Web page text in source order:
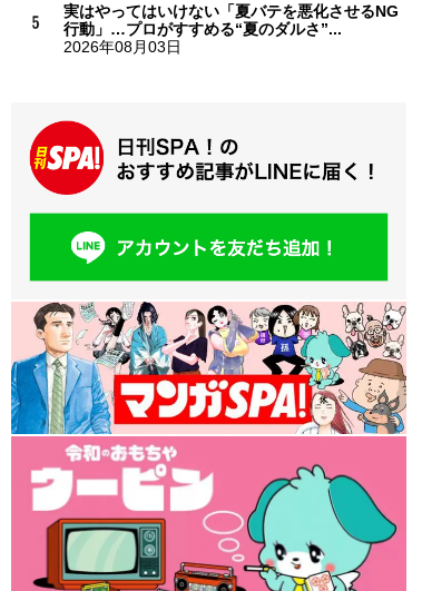
実はやってはいけない「夏バテを悪化させるNG
行動」…プロがすすめる“夏のダルさ”...
2026年08月03日